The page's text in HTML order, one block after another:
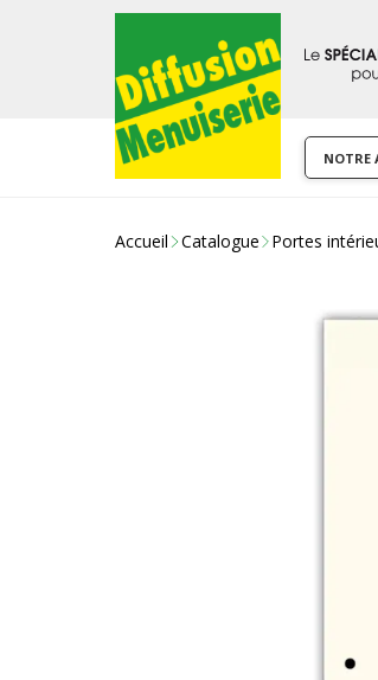
NOTRE
Accueil Catalogue Portes